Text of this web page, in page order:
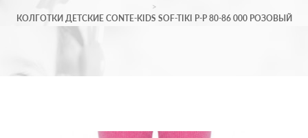
КОЛГОТКИ ДЕТСКИЕ CONTE-KIDS SOF-TIKI Р-Р 80-86 000 РОЗОВЫЙ